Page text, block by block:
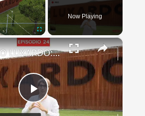
Fullscreen
Now Playing
×
Play
MUSEO LUXARDO: Un Viaggio nel Tempo e nel Gusto